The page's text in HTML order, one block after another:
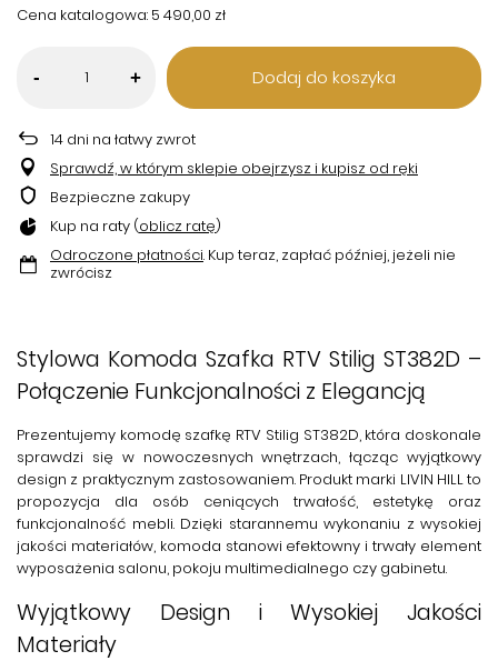
Cena katalogowa: 5 490,00 zł
- + Dodaj do koszyka
14 dni na łatwy zwrot
Sprawdź, w którym sklepie obejrzysz i kupisz od ręki
Bezpieczne zakupy
Kup na raty (oblicz ratę)
Odroczone płatności. Kup teraz, zapłać później, jeżeli nie
zwrócisz
Stylowa Komoda Szafka RTV Stilig ST382D –
Połączenie Funkcjonalności z Elegancją
Prezentujemy komodę szafkę RTV Stilig ST382D, która doskonale
sprawdzi się w nowoczesnych wnętrzach, łącząc wyjątkowy
design z praktycznym zastosowaniem. Produkt marki LIVIN HILLto
propozycja dla osób ceniących trwałość, estetykę oraz
funkcjonalność mebli. Dzięki starannemu wykonaniu z wysokiej
jakości materiałów, komoda stanowi efektowny i trwały element
wyposażenia salonu, pokoju multimedialnego czy gabinetu.
Wyjątkowy Design i Wysokiej Jakości
Materiały